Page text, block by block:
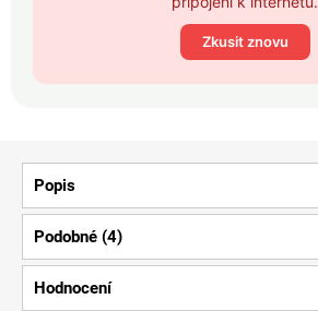
Zkusit znovu
Popis
Podobné (4)
Hodnocení